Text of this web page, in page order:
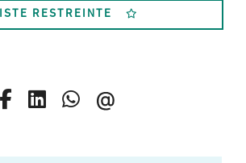
RESTREINTE